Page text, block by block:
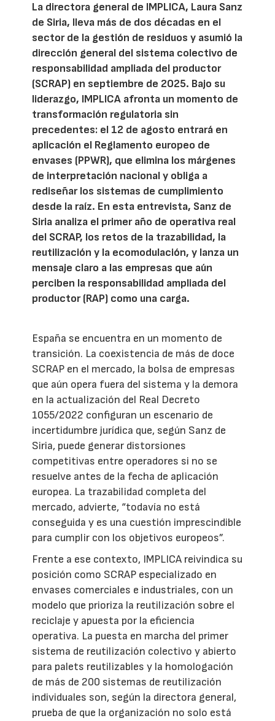
La directora general de IMPLICA, Laura Sanz
de Siria, lleva más de dos décadas en el
sector de la gestión de residuos y asumió la
dirección general del sistema colectivo de
responsabilidad ampliada del productor
(SCRAP) en septiembre de 2025. Bajo su
liderazgo, IMPLICA afronta un momento de
transformación regulatoria sin
precedentes: el 12 de agosto entrará en
aplicación el Reglamento europeo de
envases (PPWR), que elimina los márgenes
de interpretación nacional y obliga a
rediseñar los sistemas de cumplimiento
desde la raíz. En esta entrevista, Sanz de
Siria analiza el primer año de operativa real
del SCRAP, los retos de la trazabilidad, la
reutilización y la ecomodulación, y lanza un
mensaje claro a las empresas que aún
perciben la responsabilidad ampliada del
productor (RAP) como una carga.
España se encuentra en un momento de
transición. La coexistencia de más de doce
SCRAP en el mercado, la bolsa de empresas
que aún opera fuera del sistema y la demora
en la actualización del Real Decreto
1055/2022 configuran un escenario de
incertidumbre jurídica que, según Sanz de
Siria, puede generar distorsiones
competitivas entre operadores si no se
resuelve antes de la fecha de aplicación
europea. La trazabilidad completa del
mercado, advierte, “todavía no está
conseguida y es una cuestión imprescindible
para cumplir con los objetivos europeos”.
Frente a ese contexto, IMPLICA reivindica su
posición como SCRAP especializado en
envases comerciales e industriales, con un
modelo que prioriza la reutilización sobre el
reciclaje y apuesta por la eficiencia
operativa. La puesta en marcha del primer
sistema de reutilización colectivo y abierto
para palets reutilizables y la homologación
de más de 200 sistemas de reutilización
individuales son, según la directora general,
prueba de que la organización no solo está